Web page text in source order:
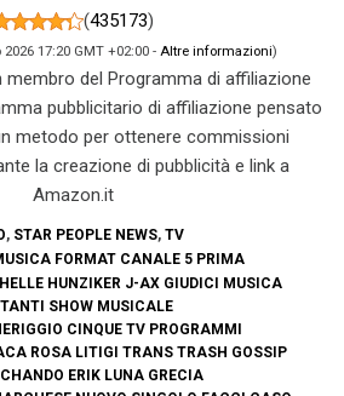
(435173)
17:20 GMT +02:00 - Altre informazioni)
membro del Programma di affiliazione
pubblicitario di affiliazione pensato
metodo per ottenere commissioni
la creazione di pubblicità e link a
Amazon.it
, STAR PEOPLE NEWS, TV
FORMAT CANALE 5 PRIMA
HUNZIKER J-AX GIUDICI MUSICA
SHOW MUSICALE
CINQUE TV PROGRAMMI
ROSA LITIGI TRANS TRASH GOSSIP
ERIK LUNA GRECIA